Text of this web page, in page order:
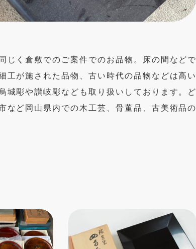
じく倉敷でのご案件でのお品物。床の間などで
工が施された品物、古い時代の品物などは高い
城彫や讃岐彫なども取り扱いしております。ど
など岡山県内での木工芸、骨董品、古美術品の